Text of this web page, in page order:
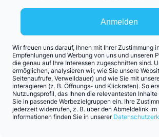
Anmelden
Wir freuen uns darauf, Ihnen mit Ihrer Zustimmung
Empfehlungen und Werbung von uns und unseren
die genau auf Ihre Interessen zugeschnitten sind.
ermöglichen, analysieren wir, wie Sie unsere
Seitenaufrufe, Verweildauer) und wie Sie mit
interagieren (z. B. Öffnungs- und Klickraten). So
Nutzungsprofil, das Ihnen die relevantesten
Sie in passende Werbezielgruppen ein. Ihre
jederzeit widerrufen, z. B. über den Abmeldelink im
Informationen finden Sie in unserer